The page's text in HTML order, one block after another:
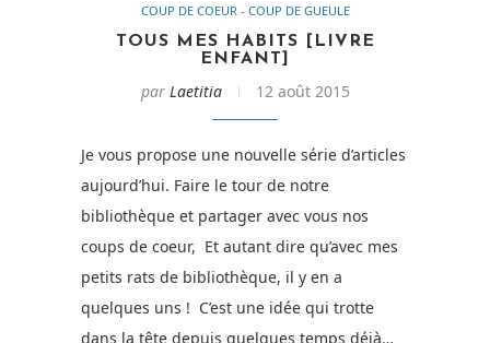
COUP DE COEUR - COUP DE GUEULE
TOUS MES HABITS [LIVRE
ENFANT]
par Laetitia 12 août 2015
Je vous propose une nouvelle série d’articles
aujourd’hui. Faire le tour de notre
bibliothèque et partager avec vous nos
coups de coeur, Et autant dire qu’avec mes
petits rats de bibliothèque, il y en a
quelques uns ! C’est une idée qui trotte
dans la tête depuis quelques temps déjà…